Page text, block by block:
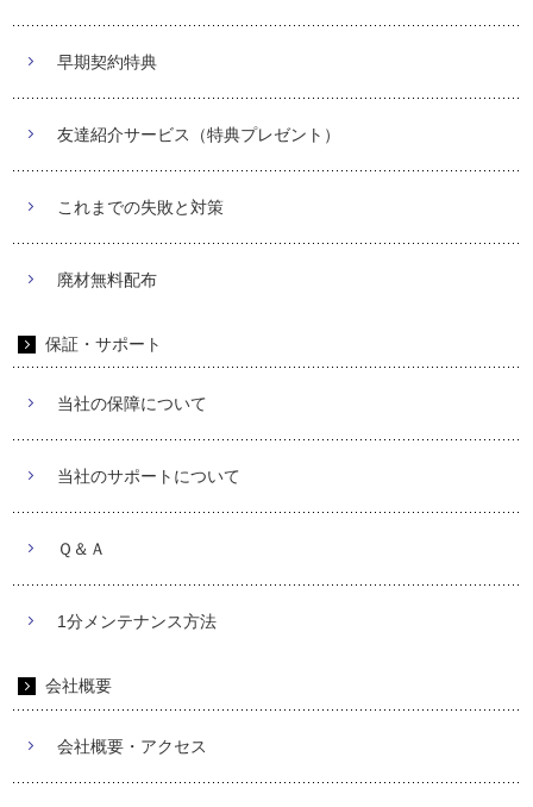
早期契約特典
友達紹介サービス（特典プレゼント）
これまでの失敗と対策
廃材無料配布
保証・サポート
当社の保障について
当社のサポートについて
Ｑ＆Ａ
1分メンテナンス方法
会社概要
会社概要・アクセス